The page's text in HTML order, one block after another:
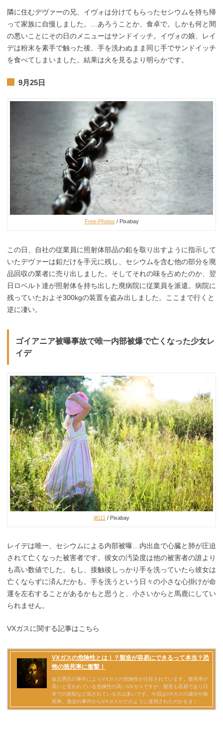
隣に住むデヴァーの兄、イヴォは分けてもらったセシウムを持ち帰
って家族に自慢しました。…あろうことか、食卓で。しかも何と間
の悪いことにその日のメニューはサンドイッチ。イヴォの娘、レイ
デは粉末を素手で触った後、手を洗わぬまま同じ手でサンドイッチ
を食べてしまいました。結果は火を見るより明らかです。
9月25日
Free-Photos / Pixabay
この日、自社の従業員に照射体部品の鉛を取り出すように指示して
いたデヴァーは鉛だけを手元に残し、セシウムを含む他の部分を廃
品回収の業者に売り出しました。そしてそれの味を占めたのか、翌
日ロベルト達が照射体を持ち出した廃病院に従業員を派遣。病院に
残っていたおよそ300kgの装置を盗み出しました。ここまで行くと
逆に凄い。
ゴイアニア被曝事故で唯一内部被爆で亡くなった少女レ
イデ
jill111 / Pixabay
レイデは唯一、セシウムによる内部被曝…内出血で心臓と肺が圧迫
されて亡くなった被害者です。彼女の汚染度は他の被害者の誰より
も高い数値でした。もし、接触後しっかり手を洗っていたら彼女は
亡くならずに済んだかも。手を洗うという日々の小さな心掛けが命
運を左右することがあるかもと思うと、小さいからと馬鹿にしてい
られません。
VXガスに関する記事はこちら